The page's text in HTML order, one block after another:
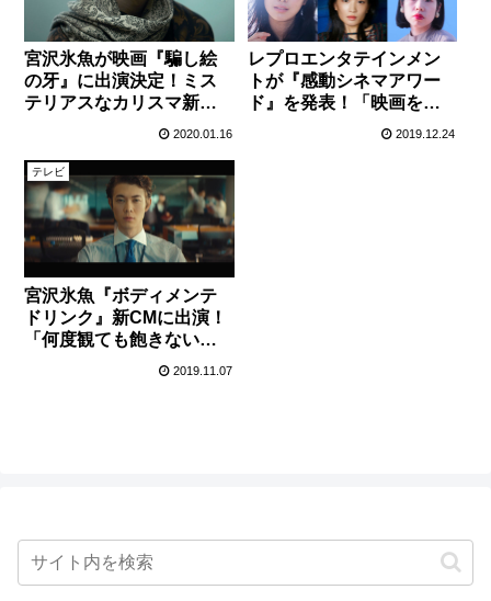
宮沢氷魚が映画『騙し絵
の牙』に出演決定！ミス
テリアスなカリスマ新人
2020.01.16
レプロエンタテインメン
トが『感動シネマアワー
ド』を発表！「映画をつ
くりたい人」を募集！
2019.12.24
テレビ
宮沢氷魚『ボディメンテ
ドリンク』新CMに出演！
「何度観ても飽きないか
2019.11.07